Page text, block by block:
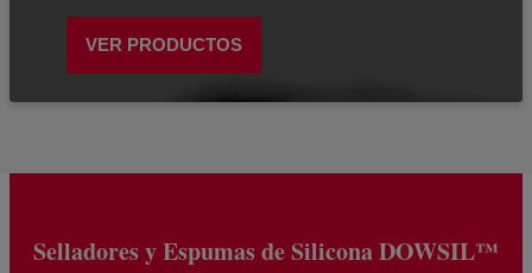
VER PRODUCTOS
Selladores y Espumas de Silicona DOWSIL™